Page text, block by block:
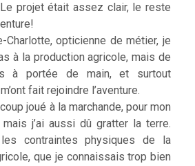
projet était assez clair, le reste
Charlotte, opticienne de métier, je
à la production agricole, mais de
à portée de main, et surtout
fait rejoindre l’aventure.
joué à la marchande, pour mon
j’ai aussi dû gratter la terre.
contraintes physiques de la
que je connaissais trop bien